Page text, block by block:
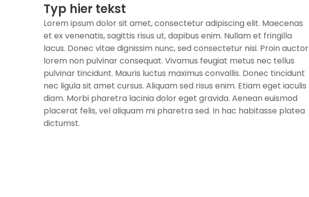
Typ hier tekst
Lorem ipsum dolor sit amet, consectetur adipiscing elit. Maecenas
et ex venenatis, sagittis risus ut, dapibus enim. Nullam et fringilla
lacus. Donec vitae dignissim nunc, sed consectetur nisi. Proin auctor
lorem non pulvinar consequat. Vivamus feugiat metus nec tellus
pulvinar tincidunt. Mauris luctus maximus convallis. Donec tincidunt
nec ligula sit amet cursus. Aliquam sed risus enim. Etiam eget iaculis
diam. Morbi pharetra lacinia dolor eget gravida. Aenean euismod
placerat felis, vel aliquam mi pharetra sed. In hac habitasse platea
dictumst.